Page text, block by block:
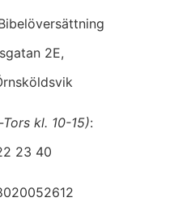
2E,
Tors kl. 10-15):
23 40